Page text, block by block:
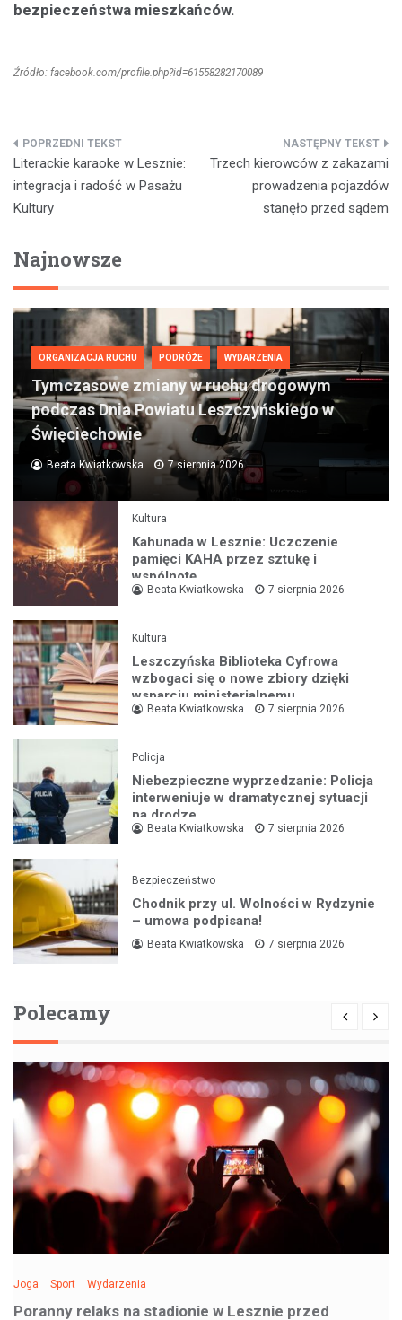
bezpieczeństwa mieszkańców.
Źródło: facebook.com/profile.php?id=61558282170089
Nawigacja
wpisu
Literackie karaoke w Lesznie:
integracja i radość w Pasażu
Kultury
Trzech kierowców z zakazami
prowadzenia pojazdów
stanęło przed sądem
Najnowsze
ORGANIZACJA RUCHU PODRÓŻE WYDARZENIA
Tymczasowe zmiany w ruchu drogowym
podczas Dnia Powiatu Leszczyńskiego w
Święciechowie
Beata Kwiatkowska 7 sierpnia 2026
Kultura
Kahunada w Lesznie: Uczczenie
pamięci KAHA przez sztukę i
wspólnotę
Beata Kwiatkowska 7 sierpnia 2026
Kultura
Leszczyńska Biblioteka Cyfrowa
wzbogaci się o nowe zbiory dzięki
wsparciu ministerialnemu
Beata Kwiatkowska 7 sierpnia 2026
Policja
Niebezpieczne wyprzedzanie: Policja
interweniuje w dramatycznej sytuacji
na drodze
Beata Kwiatkowska 7 sierpnia 2026
Bezpieczeństwo
Chodnik przy ul. Wolności w Rydzynie
– umowa podpisana!
Beata Kwiatkowska 7 sierpnia 2026
Polecamy
Joga Sport Wydarzenia
Poranny relaks na stadionie w Lesznie przed